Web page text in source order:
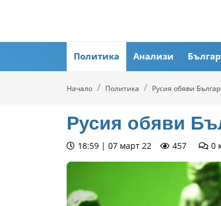
Политика Анализи
Начало Политика Русия обяви
Русия обяви
18:59 | 07 март 22 457 0